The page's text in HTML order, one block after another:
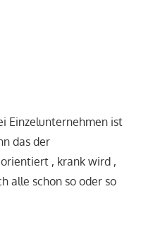
Einzelunternehmen ist
das der
, krank wird ,
alle schon so oder so